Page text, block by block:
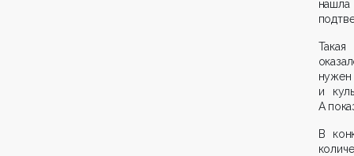
нашла
нужен
и
А
В